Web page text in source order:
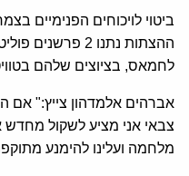
ביטוי לויכוחים הפנימיים
ההצתות נתנו 2
לחמאס, בציוצים שלהם בטוויטר ב-
אברהים אלמדהון צייץ:" אם
צבאי אני מציע לשקול מחדש
מלחמה ועלינו להימנע